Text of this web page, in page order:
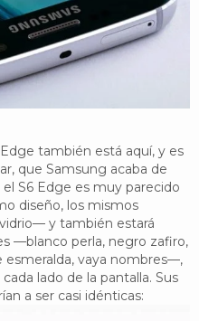
también está aquí, y es
que Samsung acaba de
S6 Edge es muy parecido
diseño, los mismos
y también estará
—blanco perla, negro zafiro,
esmeralda, vaya nombres—,
lado de la pantalla. Sus
a ser casi idénticas: